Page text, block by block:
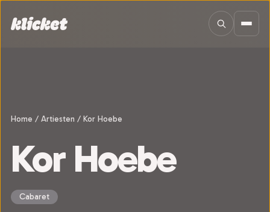
Home / Artiesten / Kor Hoebe
Kor Hoebe
Cabaret